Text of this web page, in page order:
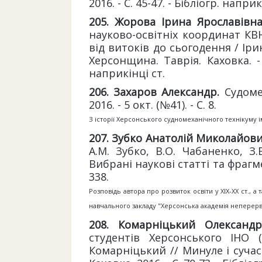
2016. - С. 45-47. - Бібліогр.
205. Жорова Ірина
науково-освітніх координат
від витоків до сьогодення /
Херсонщина. Таврія. Каховка.
наприкінці ст.
206. Захаров Александр.
2016. - 5 окт. (№41). - С. 8.
З історії Херсонського судномеханічного
207. Зубко Анатолій
А.М. Зубко, В.О. Чабаненко,
Вибрані наукові статті та
338.
Розповідь автора про розвиток освіти у XIX-XX ст.,
навчального закладу "Херсонська академія
208. Комарніцький
студентів Херсонського
Комарніцький // Минуле і